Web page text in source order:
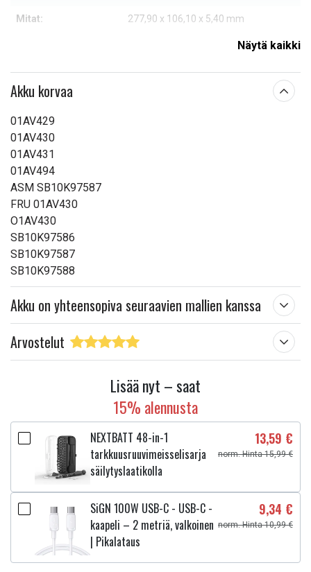
Mitat: 277,90 x 106,10 x 5,40 mm
Näytä kaikki
Akku korvaa
01AV429
01AV430
01AV431
01AV494
ASM SB10K97587
FRU 01AV430
O1AV430
SB10K97586
SB10K97587
SB10K97588
Akku on yhteensopiva seuraavien mallien kanssa
Arvostelut
Lisää nyt – saat
15% alennusta
NEXTBATT 48-in-1
tarkkuusruuvimeisselisarja
säilytyslaatikolla
13,59 €
norm. Hinta 15,99 €
SiGN 100W USB-C - USB-C -
kaapeli – 2 metriä, valkoinen
| Pikalataus
9,34 €
norm. Hinta 10,99 €